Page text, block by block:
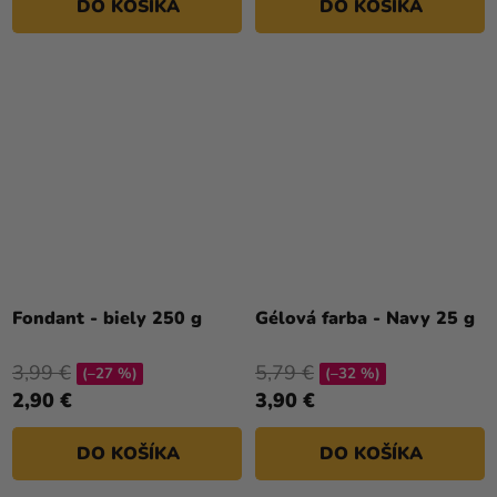
DO KOŠÍKA DO KOŠÍKA
Fondant - biely 250 g
2,90 €
3,99 € (–27 %)
DO KOŠÍKA
Gélová farba - Navy 25 g
3,90 €
5,79 € (–32 %)
DO KOŠÍKA